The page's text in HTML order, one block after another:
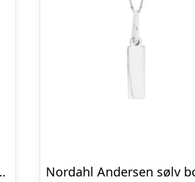
bogstav V